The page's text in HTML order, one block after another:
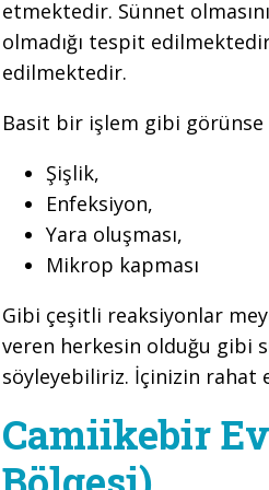
etmektedir. Sünnet
olmadığı tespit
edilmektedir.
Basit bir işlem gibi görünse
Şişlik,
Enfeksiyon,
Yara oluşması,
Mikrop kapması
Gibi çeşitli reaksiyonlar
veren herkesin olduğu gibi
söyleyebiliriz. İçinizin rahat
Camiikebir